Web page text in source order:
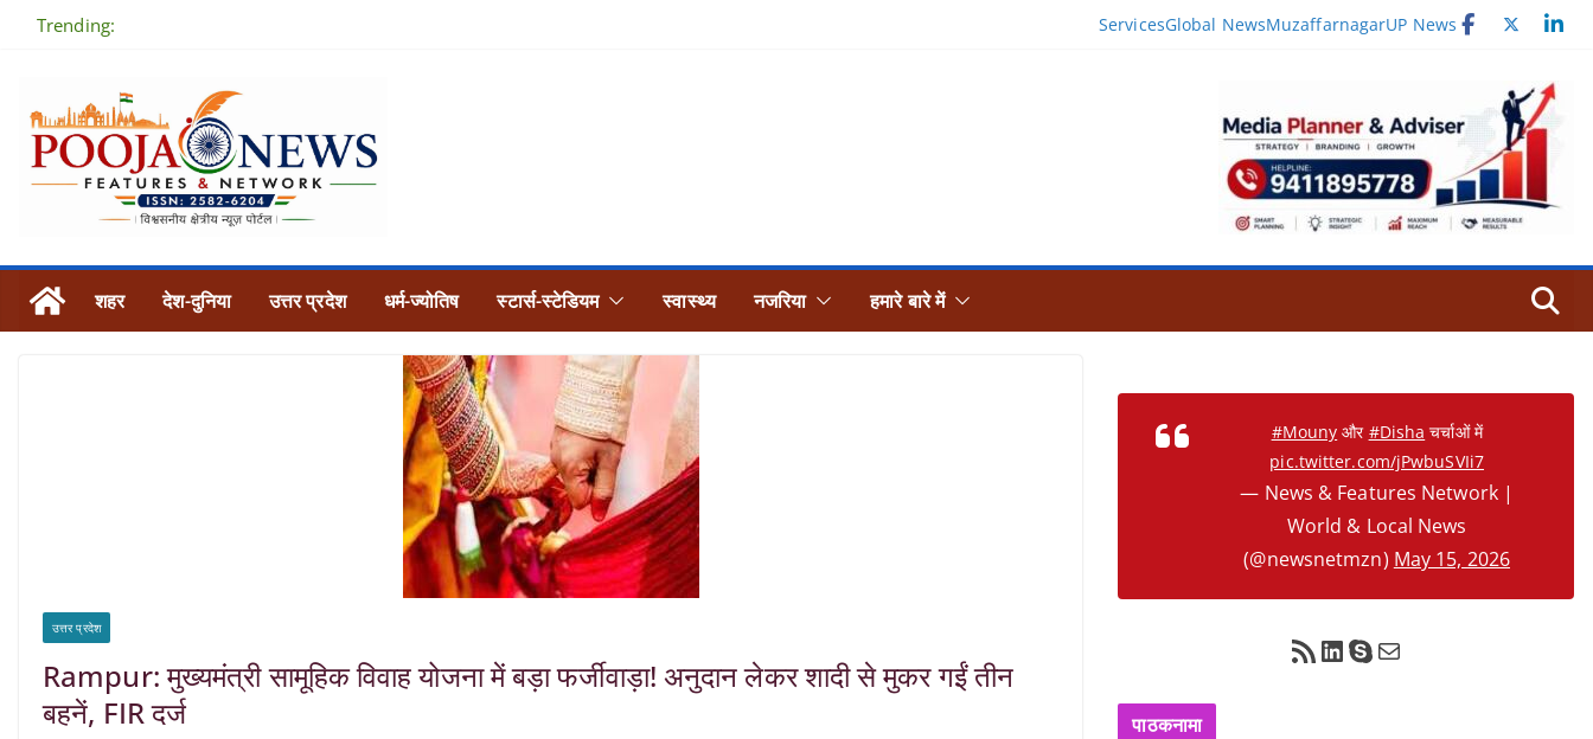
Trending: ServicesGlobal NewsMuzaffarnagarUP News
शहर देश-दुनिया उत्तर प्रदेश धर्म-ज्योतिष स्टार्स-स्टेडियम स्वास्थ्य नजरिया हमारे बारे में
उत्तर प्रदेश
Rampur: मुख्यमंत्री सामूहिक विवाह योजना में बड़ा फर्जीवाड़ा! अनुदान लेकर शादी से मुकर गईं तीन
बहनें, FIR दर्ज
#Mouny और #Disha चर्चाओं में
pic.twitter.com/jPwbuSVIi7
— News & Features Network |
World & Local News
(@newsnetmzn) May 15, 2026
RSS Feed LinkedIn Skype Mail
पाठकनामा